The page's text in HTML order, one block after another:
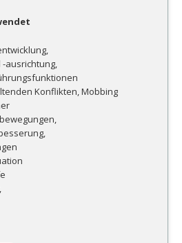
ausrichtung,
Konflikten, Mobbing